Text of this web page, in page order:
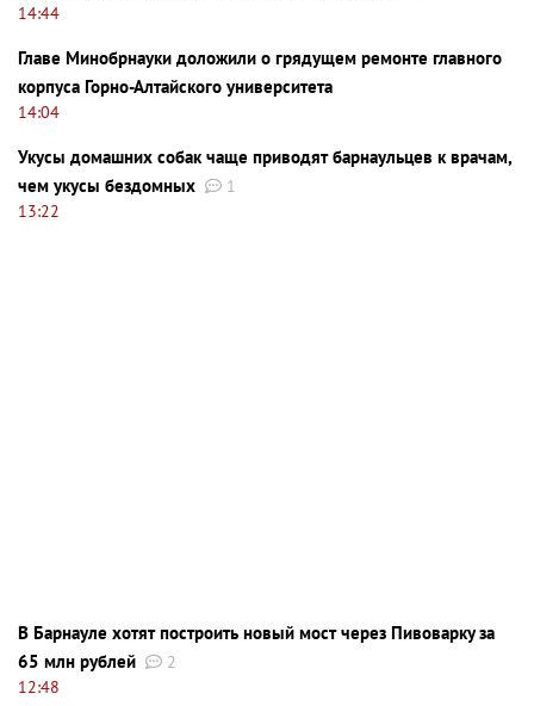
14:44
Главе Минобрнауки доложили о грядущем ремонте главного
корпуса Горно-Алтайского университета
14:04
Укусы домашних собак чаще приводят барнаульцев к врачам,
чем укусы бездомных
1
13:22
В Барнауле хотят построить новый мост через Пивоварку за
65 млн рублей
2
12:48